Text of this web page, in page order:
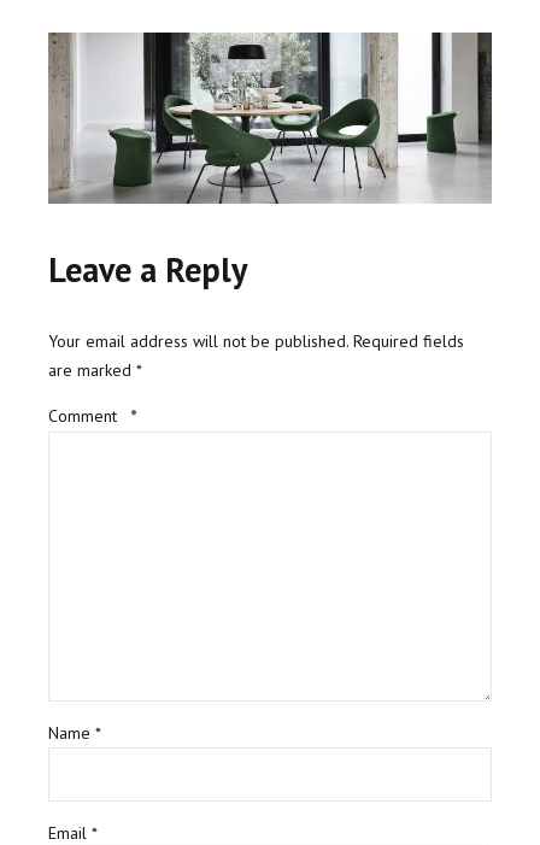
Leave a Reply
Your email address will not be published. Required fields
are marked *
Comment *
Name *
Email *